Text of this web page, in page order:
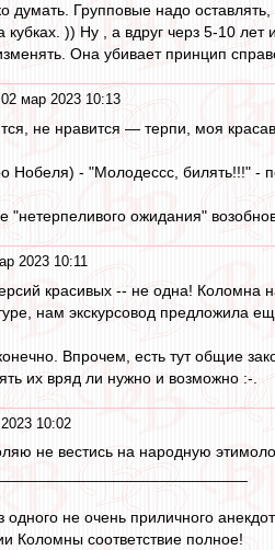
думать. Групповые надо
кубках. )) Ну , а вдруг черз 5-10
Она убивает принцип
мар 2023 10:13
не нравится — терпи, моя
Нобеля) - "Молодессс, билять!!!" -
"нетерпеливого ожидания"
2023 10:11
красивых -- не одна!
нам экскурсовод предложила
Впрочем, есть тут общие
их вряд ли нужно и возможно :-.
10:02
не вестись на народную
не очень приличного
Коломны соответствие полное!